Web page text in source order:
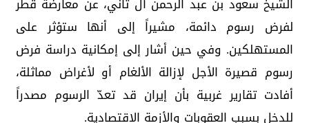
الشيخ سعود بن عبد الرحمن آل ثاني، عن معارضة قطر
لفرض رسوم دائمة، مشيراً إلى أنها ستؤثر على
المستهلكين. وفي حين أشار إلى إمكانية دراسة فرض
رسوم قصيرة الأجل لإزالة الألغام أو لأغراض مماثلة،
أفادت تقارير غربية بأن إيران قد تعدّ الرسوم مصدراً
للدخل بسبب العقوبات والأزمة الاقتصادية.